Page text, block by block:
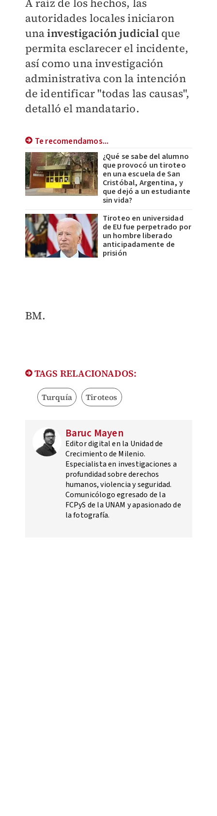
A raíz de los hechos, las
autoridades locales iniciaron
unainvestigación judicialque
permita esclarecer el incidente,
así como una investigación
administrativa con la intención
de identificar "todas las causas",
detalló el mandatario.
Te recomendamos...
¿Qué se sabe del alumno
que provocó un tiroteo
en una escuela de San
Cristóbal, Argentina, y
que dejó a un estudiante
sin vida?
Tiroteo en universidad
de EU fue perpetrado por
un hombre liberado
anticipadamente de
prisión
BM.
TAGS RELACIONADOS:
Turquía Tiroteos
Baruc Mayen
Editor digital en la Unidad de
Crecimiento de Milenio.
Especialista en investigaciones a
profundidad sobre derechos
humanos, violencia y seguridad.
Comunicólogo egresado de la
FCPyS de la UNAM y apasionado de
la fotografía.